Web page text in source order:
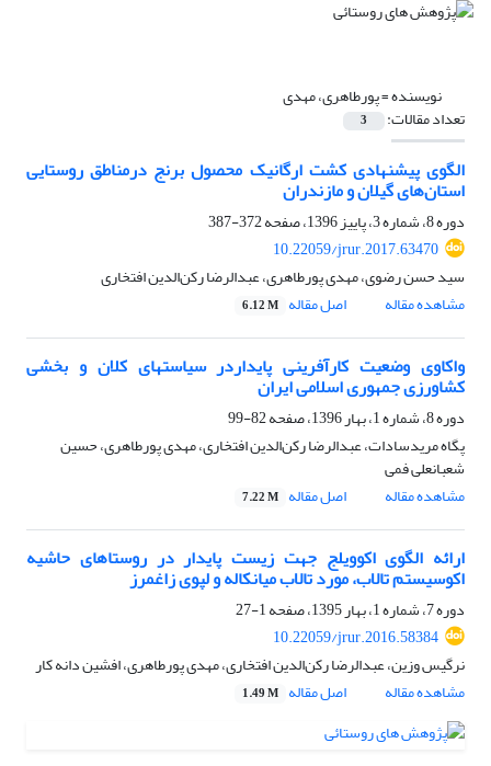
نویسنده =پورطاهری، مهدی
تعداد مقالات: 3
الگوی پیشنهادی کشت ارگانیک محصول برنج درمناطق روستایی
استان‌های گیلان و مازندران
دوره 8، شماره 3، پاییز 1396، صفحه
372-387
10.22059/jrur.2017.63470
سید حسن رضوی، مهدی پورطاهری، عبدالرضا رکن‌الدین افتخاری
مشاهده مقاله
اصل مقاله 6.12 M
واکاوی وضعیت کارآفرینی پایداردر سیاستهای کلان و بخشی
کشاورزی جمهوری اسلامی ایران
دوره 8، شماره 1، بهار 1396، صفحه
82-99
پگاه مریدسادات، عبدالرضا رکن‌الدین افتخاری، مهدی پورطاهری، حسین
شعبانعلی فمی
مشاهده مقاله
اصل مقاله 7.22 M
ارائه الگوی اکوویلج جهت زیست پایدار در روستاهای حاشیه
اکوسیستم تالاب، مورد تالاب میانکاله و لپوی زاغمرز
دوره 7، شماره 1، بهار 1395، صفحه
1-27
10.22059/jrur.2016.58384
نرگیس وزین، عبدالرضا رکن‌الدین افتخاری، مهدی پورطاهری، افشین دانه کار
مشاهده مقاله
اصل مقاله 1.49 M